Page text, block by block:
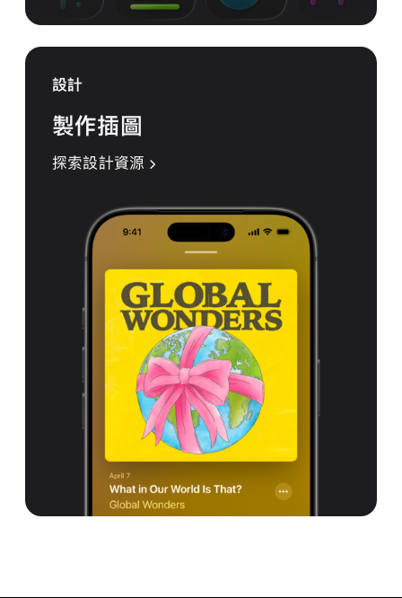
設計
製作插圖
探索設計資源